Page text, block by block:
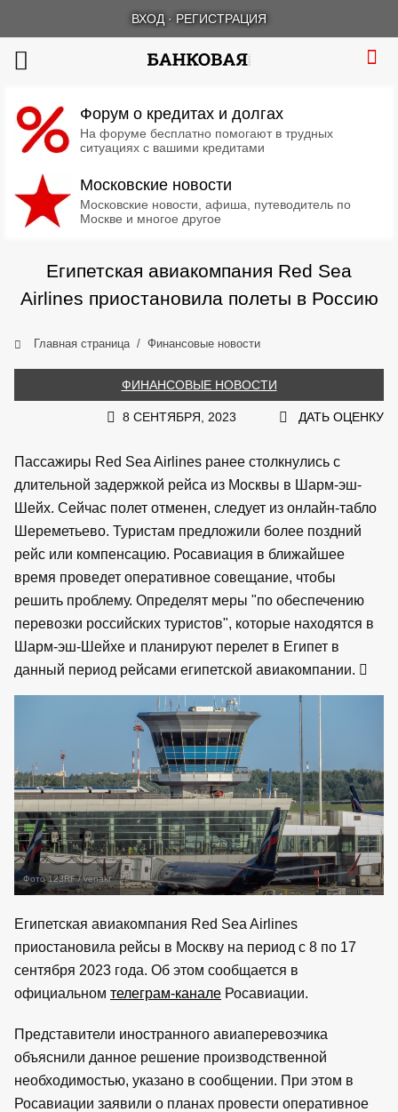
ВХОД · РЕГИСТРАЦИЯ
Форум о кредитах и долгах
На форуме бесплатно помогают в трудных
ситуациях с вашими кредитами
Московские новости
Московские новости, афиша, путеводитель по
Москве и многое другое
Египетская авиакомпания Red Sea
Airlines приостановила полеты в Россию
Главная страница Финансовые новости
ФИНАНСОВЫЕ НОВОСТИ
8 СЕНТЯБРЯ, 2023 ДАТЬ ОЦЕНКУ
Пассажиры Red Sea Airlines ранее столкнулись с
длительной задержкой рейса из Москвы в Шарм-эш-
Шейх. Сейчас полет отменен, следует из онлайн-табло
Шереметьево. Туристам предложили более поздний
рейс или компенсацию. Росавиация в ближайшее
время проведет оперативное совещание, чтобы
решить проблему. Определят меры "по обеспечению
перевозки российских туристов", которые находятся в
Шарм-эш-Шейхе и планируют перелет в Египет в
данный период рейсами египетской авиакомпании.
Фото 123RF / venakr
Египетская авиакомпания Red Sea Airlines
приостановила рейсы в Москву на период с 8 по 17
сентября 2023 года. Об этом сообщается в
официальном телеграм-канале Росавиации.
Представители иностранного авиаперевозчика
объяснили данное решение производственной
необходимостью, указано в сообщении. При этом в
Росавиации заявили о планах провести оперативное